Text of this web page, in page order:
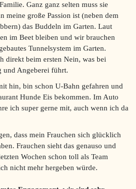
Ganz ganz selten muss sie
meine große Passion ist (neben dem
das Buddeln im Garten. Laut
im Beet bleiben und wir brauchen
Tunnelsystem im Garten.
direkt beim ersten Nein, was bei
und Angeberei führt.
hin, bin schon U-Bahn gefahren und
Hunde Eis bekommen. Im Auto
ich super gerne mit, auch wenn ich da
dass mein Frauchen sich glücklich
Frauchen sieht das genauso und
Wochen schon toll als Team
nicht mehr hergeben würde.